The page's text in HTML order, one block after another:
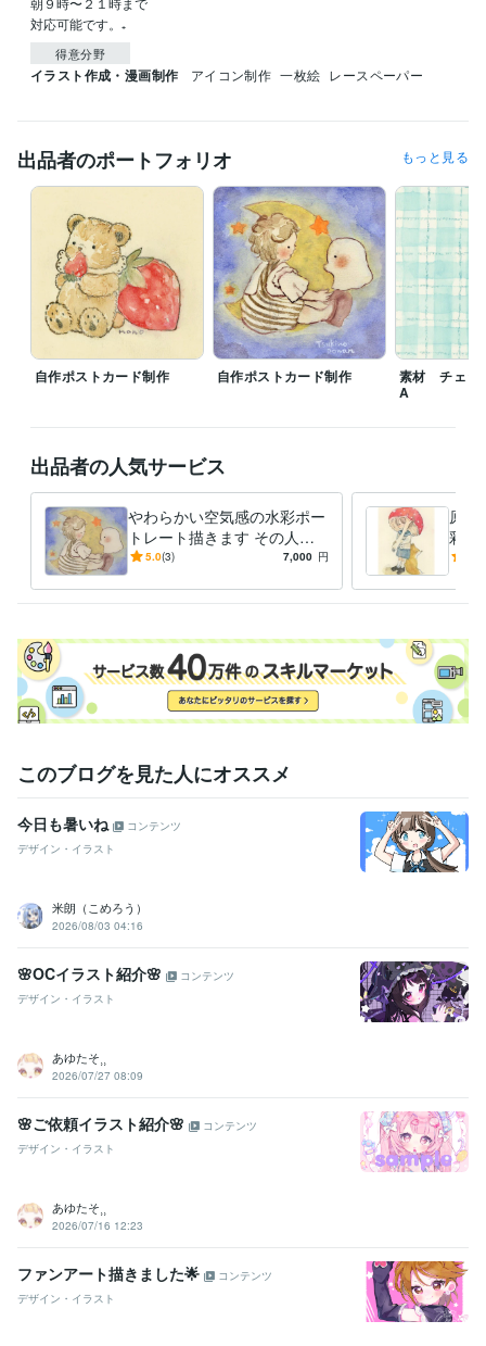
対応可能です。₊
得意分野
イラスト作成・漫画制作 アイコン制作 一枚絵 レースペーパー
出品者のポートフォリオ もっと見る
自作ポストカード制作 自作ポストカード制作
素材 チェッ
A
出品者の人気サービス
やわらかい空気感の水彩ポー
トレート描きます その人ら
しさを大切に、透明水彩や色
5.0(3) 7,000 円
原画
彩イ
グの
このブログを見た人にオススメ
今日も暑いね
コンテンツ
デザイン・イラスト
米朗（こめろう）
2026/08/03 04:16
🌸OCイラスト紹介🌸
コンテンツ
デザイン・イラスト
あゆたそ⸒⸒
2026/07/27 08:09
🌸ご依頼イラスト紹介🌸
コンテンツ
デザイン・イラスト
あゆたそ⸒⸒
2026/07/16 12:23
ファンアート描きました🌟
コンテンツ
デザイン・イラスト